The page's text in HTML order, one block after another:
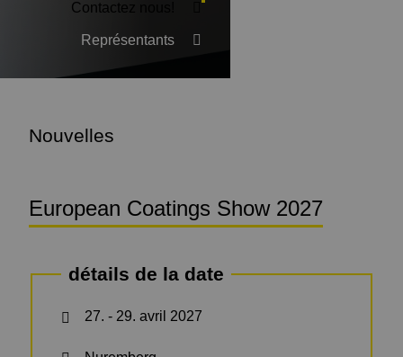
Contactez nous!
Représentants
Nouvelles
European Coatings Show 2027
détails de la date
27. - 29. avril 2027